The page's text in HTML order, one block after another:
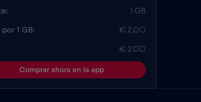
1 GB
por 1 GB: € 2,00
€ 2.00
Comprar ahora en la app